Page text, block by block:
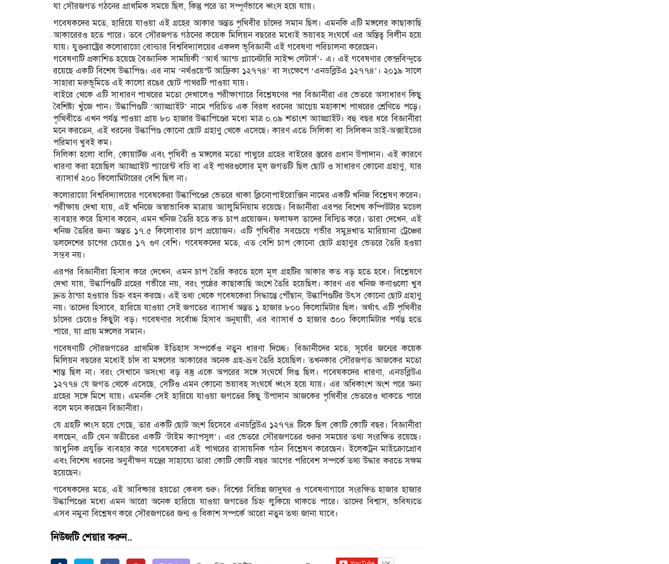
যা সৌরজগত গঠনের প্রাথমিক সময়ে ছিল, কিন্তু পরে তা সম্পূর্ণভাবে ধ্বংস হয়ে যায়।
গবেষকদের মতে, হারিয়ে যাওয়া এই গ্রহের আকার অন্তত পৃথিবীর চাঁদের সমান ছিল। এমনকি এটি মঙ্গলের কাছাকাছি
আকারেরও হতে পারে। তবে সৌরজগত গঠনের কয়েক মিলিয়ন বছরের মধ্যেই ভয়াবহ সংঘর্ষে এর অস্তিত্ব বিলীন হয়ে
যায়। যুক্তরাষ্ট্রের কলোরাডো বোল্ডার বিশ্ববিদ্যালয়ের একদল ভূবিজ্ঞানী এই গবেষণা পরিচালনা করেছেন।
গবেষণাটি প্রকাশিত হয়েছে বৈজ্ঞানিক সাময়িকী ‘আর্থ অ্যান্ড প্ল্যানেটারি সাইন্স লেটার্স’- এ। এই গবেষণার কেন্দ্রবিন্দুতে
রয়েছে একটি বিশেষ উল্কাপিণ্ড। এর নাম ‘নর্থওয়েস্ট আফ্রিকা ১২৭৭৪’ বা সংক্ষেপে ‘এনডব্লিউএ ১২৭৭৪’। ২০১৯ সালে
সাহারা মরুভূমিতে এই কালো রঙের ছোট পাথরটি পাওয়া যায়।
বাইরে থেকে এটি সাধারণ পাথরের মতো দেখালেও পরীক্ষাগারে বিশ্লেষণের পর বিজ্ঞানীরা এর ভেতরে অসাধারণ কিছু
বৈশিষ্ট্য খুঁজে পান। উল্কাপিণ্ডটি ‘অ্যাঙ্গ্রাইট’ নামে পরিচিত এক বিরল ধরনের আগ্নেয় মহাকাশ পাথরের শ্রেণিতে পড়ে।
পৃথিবীতে এখন পর্যন্ত পাওয়া প্রায় ৮০ হাজার উল্কাপিণ্ডের মধ্যে মাত্র ০.০৯ শতাংশ অ্যাঙ্গ্রাইট। বহু বছর ধরে বিজ্ঞানীরা
মনে করতেন, এই ধরনের উল্কাপিণ্ড কোনো ছোট গ্রহাণু থেকে এসেছে। কারণ এতে সিলিকা বা সিলিকন ডাই-অক্সাইডের
পরিমাণ খুবই কম।
সিলিকা হলো বালি, কোয়ার্টজ এবং পৃথিবী ও মঙ্গলের মতো পাথুরে গ্রহের বাইরের স্তরের প্রধান উপাদান। এই কারণে
ধারণা করা হয়েছিল অ্যাঙ্গ্রাইট প্যারেন্ট বডি বা এই পাথরগুলোর মূল জগতটি ছিল ছোট ও সাধারণ কোনো গ্রহাণু, যার
ব্যাসার্ধ ২০০ কিলোমিটারের বেশি ছিল না।
কলোরাডো বিশ্ববিদ্যালয়ের গবেষকেরা উল্কাপিণ্ডের ভেতরে থাকা ক্লিনোপাইরোক্সিন নামের একটি খনিজ বিশ্লেষণ করেন।
পরীক্ষায় দেখা যায়, এই খনিজে অস্বাভাবিক মাত্রায় অ্যালুমিনিয়াম রয়েছে। বিজ্ঞানীরা এরপর বিশেষ কম্পিউটার মডেল
ব্যবহার করে হিসাব করেন, এমন খনিজ তৈরি হতে কত চাপ প্রয়োজন। ফলাফল তাদের বিস্মিত করে। তারা দেখেন, এই
খনিজ তৈরির জন্য অন্তত ১৭.৫ কিলোবার চাপ প্রয়োজন। এটি পৃথিবীর সবচেয়ে গভীর সমুদ্রখাত মারিয়ানা ট্রেঞ্চের
তলদেশের চাপের চেয়েও ১৭ গুণ বেশি। গবেষকদের মতে, এত বেশি চাপ কোনো ছোট গ্রহাণুর ভেতরে তৈরি হওয়া
সম্ভব নয়।
এরপর বিজ্ঞানীরা হিসাব করে দেখেন, এমন চাপ তৈরি করতে হলে মূল গ্রহটির আকার কত বড় হতে হবে। বিশ্লেষণে
দেখা যায়, উল্কাপিণ্ডটি গ্রহের গভীরে নয়, বরং পৃষ্ঠের কাছাকাছি অংশে তৈরি হয়েছিল। কারণ এর খনিজ কণাগুলো খুব
দ্রুত ঠান্ডা হওয়ার চিহ্ন বহন করছে। এই তথ্য থেকে গবেষকেরা সিদ্ধান্তে পৌঁছান, উল্কাপিণ্ডটির উৎস কোনো ছোট গ্রহাণু
নয়। তাদের হিসাবে, হারিয়ে যাওয়া সেই জগতের ব্যাসার্ধ অন্তত ১ হাজার ৮০০ কিলোমিটার ছিল। অর্থাৎ এটি পৃথিবীর
চাঁদের চেয়েও কিছুটা বড়। গবেষণার সর্বোচ্চ হিসাব অনুযায়ী, এর ব্যাসার্ধ ৩ হাজার ৩০০ কিলোমিটার পর্যন্ত হতে
পারে, যা প্রায় মঙ্গলের সমান।
গবেষণাটি সৌরজগতের প্রাথমিক ইতিহাস সম্পর্কেও নতুন ধারণা দিচ্ছে। বিজ্ঞানীদের মতে, সূর্যের জন্মের কয়েক
মিলিয়ন বছরের মধ্যেই চাঁদ বা মঙ্গলের আকারের অনেক গ্রহ-ভ্রূণ তৈরি হয়েছিল। তখনকার সৌরজগত আজকের মতো
শান্ত ছিল না। বরং সেখানে অসংখ্য বড় বস্তু একে অপরের সঙ্গে সংঘর্ষে লিপ্ত ছিল। গবেষকদের ধারণা, এনডব্লিউএ
১২৭৭৪ যে জগত থেকে এসেছে, সেটিও এমন কোনো ভয়াবহ সংঘর্ষে ধ্বংস হয়ে যায়। এর অধিকাংশ অংশ পরে অন্য
গ্রহের সঙ্গে মিশে যায়। এমনকি সেই হারিয়ে যাওয়া জগতের কিছু উপাদান আজকের পৃথিবীর ভেতরেও থাকতে পারে
বলে মনে করছেন বিজ্ঞানীরা।
যে গ্রহটি ধ্বংস হয়ে গেছে, তার একটি ছোট অংশ হিসেবে এনডব্লিউএ ১২৭৭৪ টিকে ছিল কোটি কোটি বছর। বিজ্ঞানীরা
বলছেন, এটি যেন অতীতের একটি ‘টাইম ক্যাপসুল’। এর ভেতরে সৌরজগতের শুরুর সময়ের তথ্য সংরক্ষিত রয়েছে।
আধুনিক প্রযুক্তি ব্যবহার করে গবেষকেরা এই পাথরের রাসায়নিক গঠন বিশ্লেষণ করেছেন। ইলেকট্রন মাইক্রোপ্রোব
এবং বিশেষ ধরনের অণুবীক্ষণ যন্ত্রের সাহায্যে তারা কোটি কোটি বছর আগের পরিবেশ সম্পর্কে তথ্য উদ্ধার করতে সক্ষম
হয়েছেন।
গবেষকদের মতে, এই আবিষ্কার হয়তো কেবল শুরু। বিশ্বের বিভিন্ন জাদুঘর ও গবেষণাগারে সংরক্ষিত হাজার হাজার
উল্কাপিণ্ডের মধ্যে এমন আরো অনেক হারিয়ে যাওয়া জগতের চিহ্ন লুকিয়ে থাকতে পারে। তাদের বিশ্বাস, ভবিষ্যতে
এসব নমুনা বিশ্লেষণ করে সৌরজগতের জন্ম ও বিকাশ সম্পর্কে আরো নতুন তথ্য জানা যাবে।
নিউজটি শেয়ার করুন..